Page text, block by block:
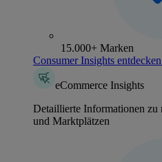
15.000+ Marken
Consumer Insights entdecken
eCommerce Insights
Detaillierte Informationen zu
und Marktplätzen